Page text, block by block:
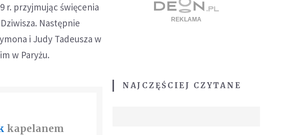
r. przyjmując święcenia
Następnie
i Judy Tadeusza w
w Paryżu.
kapelanem
NAJCZĘŚCIEJ CZYTANE